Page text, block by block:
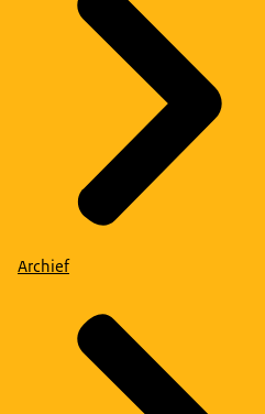
Archief